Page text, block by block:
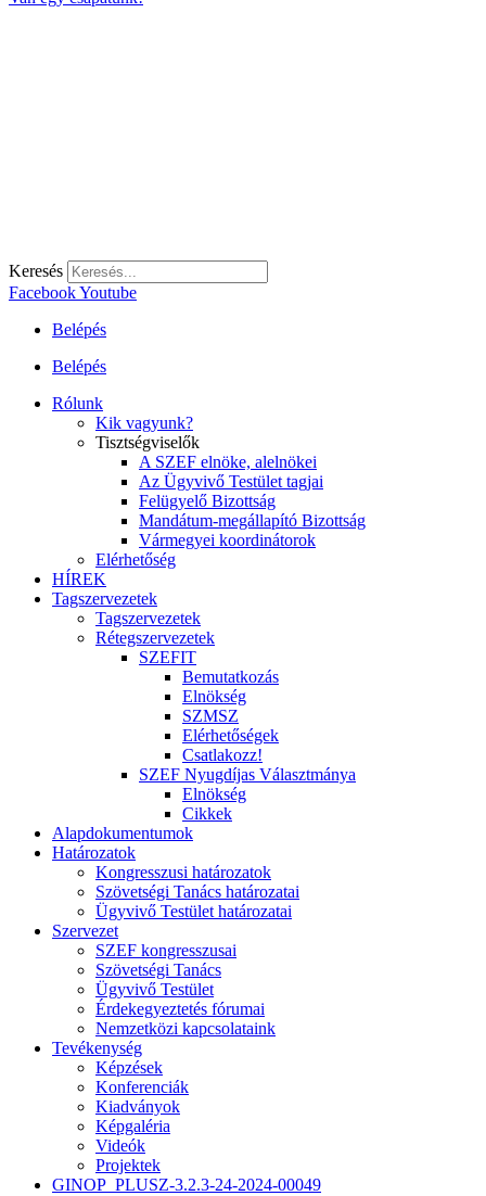
Keresés
FacebookYoutube
Belépés
Belépés
Rólunk
Kik vagyunk?
Tisztségviselők
A SZEF elnöke, alelnökei
Az Ügyvivő Testület tagjai
Felügyelő Bizottság
Mandátum-megállapító Bizottság
Vármegyei koordinátorok
Elérhetőség
HÍREK
Tagszervezetek
Tagszervezetek
Rétegszervezetek
SZEFIT
Bemutatkozás
Elnökség
SZMSZ
Elérhetőségek
Csatlakozz!
SZEF Nyugdíjas Választmánya
Elnökség
Cikkek
Alapdokumentumok
Határozatok
Kongresszusi határozatok
Szövetségi Tanács határozatai
Ügyvivő Testület határozatai
Szervezet
SZEF kongresszusai
Szövetségi Tanács
Ügyvivő Testület
Érdekegyeztetés fórumai
Nemzetközi kapcsolataink
Tevékenység
Képzések
Konferenciák
Kiadványok
Képgaléria
Videók
Projektek
GINOP_PLUSZ-3.2.3-24-2024-00049